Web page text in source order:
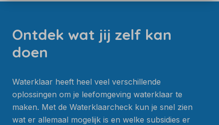
Ontdek wat jij zelf kan
doen
Waterklaar heeft heel veel verschillende
oplossingen om je leefomgeving waterklaar te
maken. Met de Waterklaarcheck kun je snel zien
wat er allemaal mogelijk is en welke subsidies er